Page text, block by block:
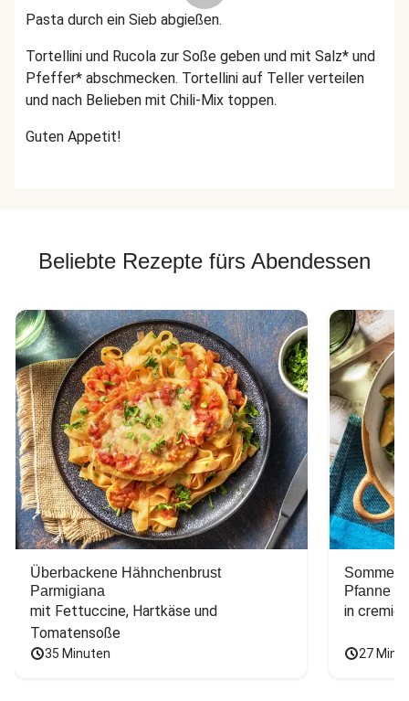
Pasta durch ein Sieb abgießen.
Tortellini und Rucola zur Soße geben und mit Salz* und
Pfeffer* abschmecken. Tortellini auf Teller verteilen
und nach Belieben mit Chili-Mix toppen.
Guten Appetit!
Beliebte Rezepte fürs Abendessen
Überbackene Hähnchenbrust
Parmigiana
mit Fettuccine, Hartkäse und
Tomatensoße
35 Minuten
Pfanne
in
27